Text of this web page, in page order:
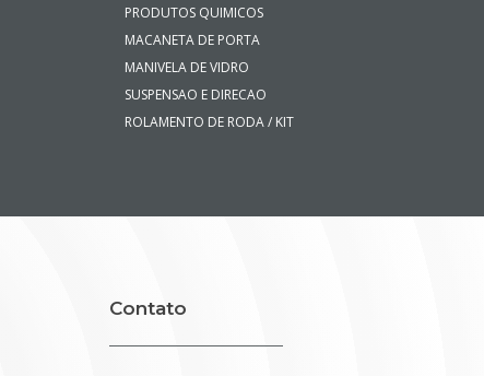
PRODUTOS QUIMICOS
MACANETA DE PORTA
MANIVELA DE VIDRO
SUSPENSAO E DIRECAO
ROLAMENTO DE RODA / KIT
Contato